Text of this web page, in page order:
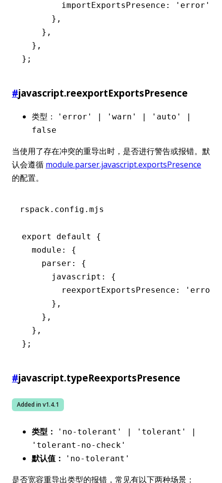
        importExportsPresence
: 'error'
      }
,
    }
,
  }
,
};
#javascript.reexportExportsPresence
类型：
'error' | 'warn' | 'auto' |
false
当使用了存在冲突的重导出时，是否进行警告或报错。默
认会遵循 module.parser.javascript.exportsPresence
的配置。
rspack.config.mjs
export default
{
  module
:
{
    parser
:
{
      javascript
:
{
        reexportExportsPresence
: 'error'
      }
,
    }
,
  }
,
};
#javascript.typeReexportsPresence
Added in v1.4.1
类型：
'no-tolerant' | 'tolerant' |
'tolerant-no-check'
默认值： 'no-tolerant'
是否宽容重导出类型的报错，常见有以下两种场景：